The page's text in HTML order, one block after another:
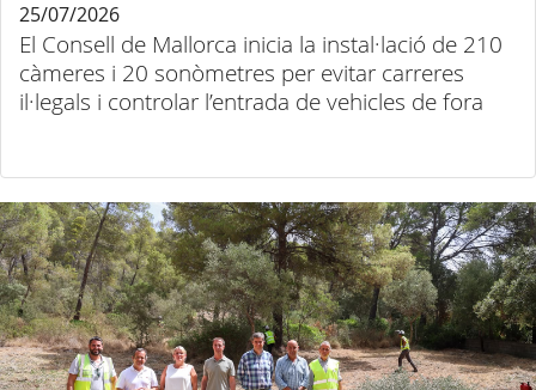
El Consell de Mallorca inicia la instal·lació de 210
càmeres i 20 sonòmetres per evitar carreres
il·legals i controlar l’entrada de vehicles de fora
25/07/2026